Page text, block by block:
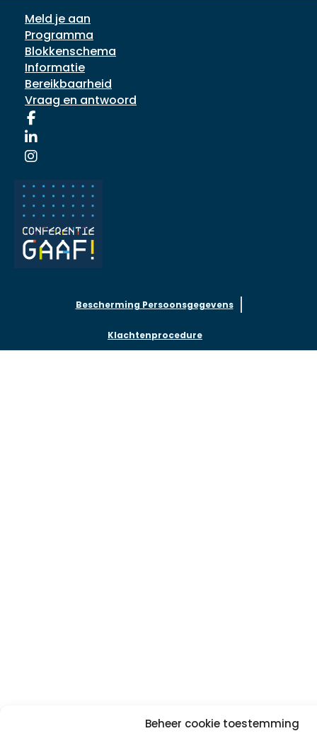
Beheer cookie toestemming
Meld je aan
Programma
Blokkenschema
Informatie
Bereikbaarheid
Vraag en antwoord
Bescherming Persoonsgegevens
Klachtenprocedure